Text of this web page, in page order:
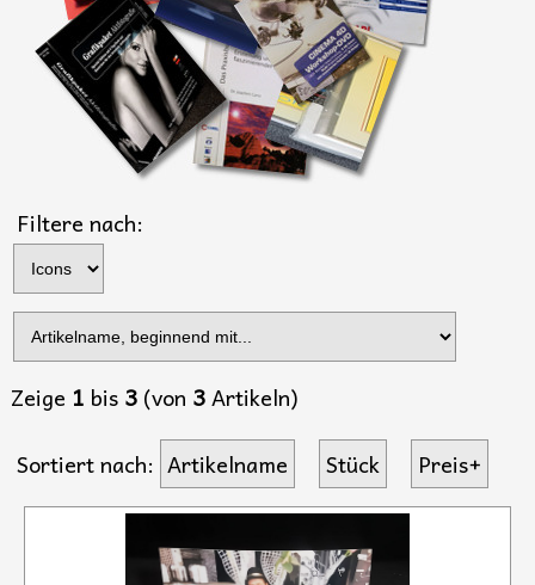
Filtere nach:
Zeige 1 bis 3 (von 3Artikeln)
Sortiert nach: Artikelname Stück Preis+